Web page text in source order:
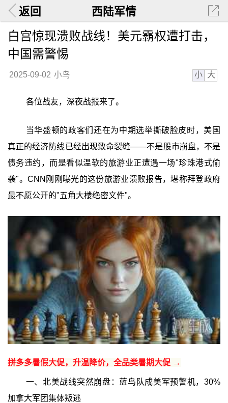
返回 西陆军情
白宫惊现溃败战线！美元霸权遭打击，
中国需警惕
2025-09-02 小鸟 小 大
各位战友，深夜战报来了。
当华盛顿的政客们还在为中期选举撕破脸皮时，美国
真正的经济防线已经出现致命裂缝——不是股市崩盘，不是
债务违约，而是看似温软的旅游业正遭遇一场"珍珠港式偷
袭"。CNN刚刚曝光的这份旅游业溃败报告，堪称拜登政府
最不愿公开的"五角大楼绝密文件"。
拼多多暑假大促，升温降价，全品类暑期大促 →
一、北美战线突然崩盘：蓝鸟队成美军预警机，30%
加拿大军团集体叛逃